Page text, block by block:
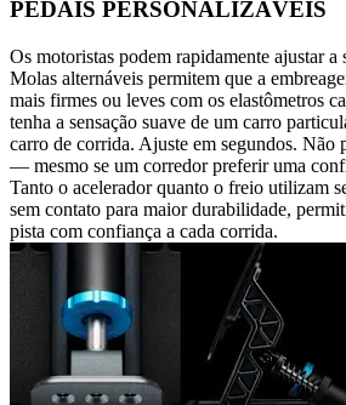
PEDAIS PERSONALIZÁVEIS
Os motoristas podem rapidamente ajustar a
Molas alternáveis permitem que a
mais firmes ou leves com os elastômetros
tenha a sensação suave de um carro
carro de corrida. Ajuste em segundos. Não
— mesmo se um corredor preferir uma
Tanto o acelerador quanto o freio utilizam
sem contato para maior durabilidade,
pista com confiança a cada corrida.